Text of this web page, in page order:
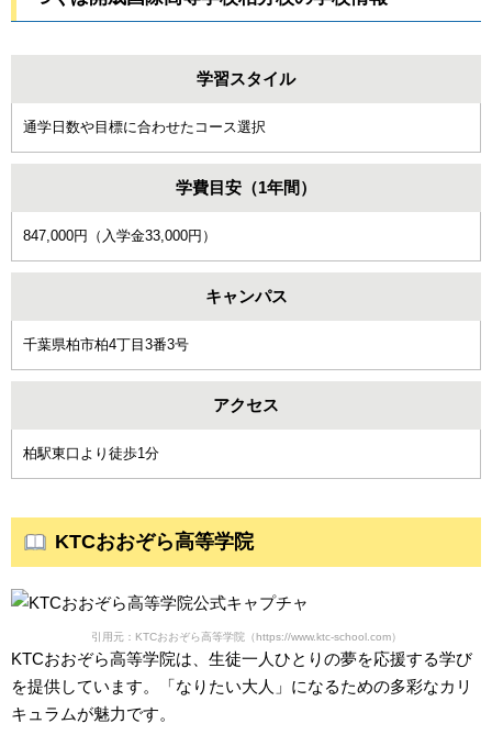
学習スタイル
通学日数や目標に合わせたコース選択
学費目安（1年間）
847,000円（入学金33,000円）
キャンパス
千葉県柏市柏4丁目3番3号
アクセス
柏駅東口より徒歩1分
KTCおおぞら高等学院
引用元：KTCおおぞら高等学院（https://www.ktc-school.com）
KTCおおぞら高等学院は、生徒一人ひとりの夢を応援する学び
を提供しています。「なりたい大人」になるための多彩なカリ
キュラムが魅力です。